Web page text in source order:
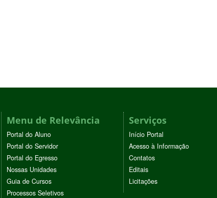
Menu de Relevância
Portal do Aluno
Portal do Servidor
Portal do Egresso
Nossas Unidades
Guia de Cursos
Processos Seletivos
Serviços
Início Portal
Acesso à Informação
Contatos
Editais
Licitações